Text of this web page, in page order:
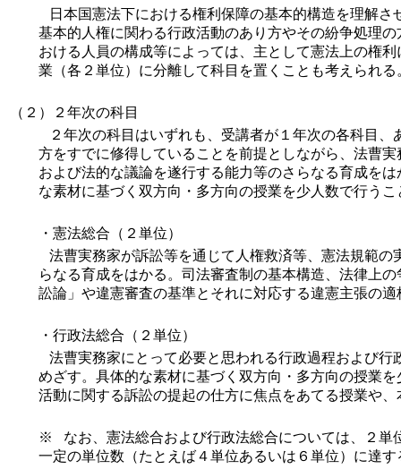
日本国憲法下における権利保障の基本的構造を理解
基本的人権に関わる行政活動のあり方やその紛争処理
おける人員の構成等によっては、主として憲法上の権
業（各２単位）に分離して科目を置くことも考えられる
（２）２年次の科目
２年次の科目はいずれも、受講者が１年次の各科目
方をすでに修得していることを前提としながら、法曹
および法的な議論を遂行する能力等のさらなる育成を
な素材に基づく双方向・多方向の授業を少人数で行う
・憲法総合（２単位）
法曹実務家が訴訟等を通じて人権救済等、憲法規範
らなる育成をはかる。司法審査制の基本構造、法律上
訟論」や違憲審査の基準とそれに対応する違憲主張の
・行政法総合（２単位）
法曹実務家にとって必要と思われる行政過程および
めざす。具体的な素材に基づく双方向・多方向の授業
活動に関する訴訟の提起の仕方に焦点をあてる授業や
※ なお、憲法総合および行政法総合については、２単
一定の単位数（たとえば４単位あるいは６単位）に達